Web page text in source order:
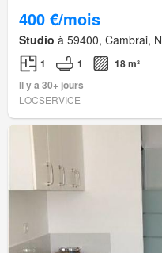
400 €/mois
Studio à 59400, Cambrai,
1 1
18 m²
Il y a 30+ jours
LOCSERVICE